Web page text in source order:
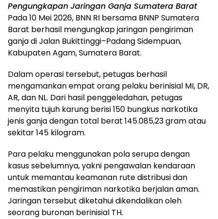
Pengungkapan Jaringan Ganja Sumatera Barat
Pada 10 Mei 2026, BNN RI bersama BNNP Sumatera
Barat berhasil mengungkap jaringan pengiriman
ganja di Jalan Bukittinggi–Padang Sidempuan,
Kabupaten Agam, Sumatera Barat.
Dalam operasi tersebut, petugas berhasil
mengamankan empat orang pelaku berinisial MI, DR,
AR, dan NL. Dari hasil penggeledahan, petugas
menyita tujuh karung berisi 150 bungkus narkotika
jenis ganja dengan total berat 145.085,23 gram atau
sekitar 145 kilogram.
Para pelaku menggunakan pola serupa dengan
kasus sebelumnya, yakni pengawalan kendaraan
untuk memantau keamanan rute distribusi dan
memastikan pengiriman narkotika berjalan aman.
Jaringan tersebut diketahui dikendalikan oleh
seorang buronan berinisial TH.